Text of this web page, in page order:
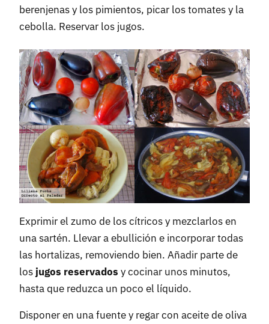
berenjenas y los pimientos, picar los tomates y la
cebolla. Reservar los jugos.
Exprimir el zumo de los cítricos y mezclarlos en
una sartén. Llevar a ebullición e incorporar todas
las hortalizas, removiendo bien. Añadir parte de
los jugos reservados y cocinar unos minutos,
hasta que reduzca un poco el líquido.
Disponer en una fuente y regar con aceite de oliva